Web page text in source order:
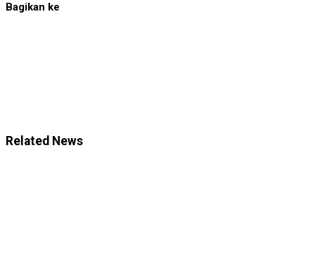
Bagikan ke
Related News